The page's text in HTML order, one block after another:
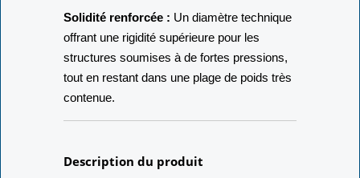
stock
Solidité renforcée :Un diamètre technique
offrant une rigidité supérieure pour les
structures soumises à de fortes pressions,
tout en restant dans une plage de poids très
contenue.